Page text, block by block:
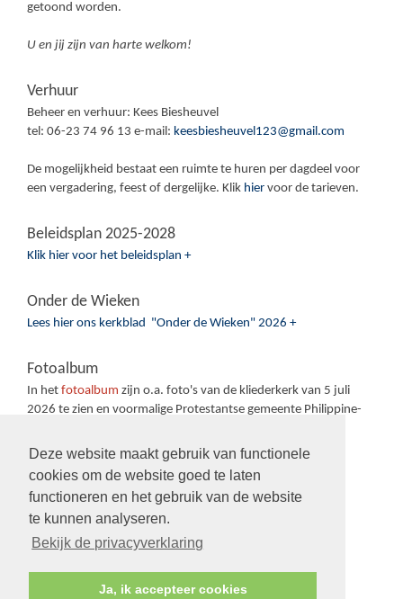
Deze website maakt gebruik van functionele
cookies om de website goed te laten
functioneren en het gebruik van de website
te kunnen analyseren.
Bekijk de privacyverklaring
Ja, ik accepteer cookies
getoond worden.
U en jij zijn van harte welkom!
Verhuur
Beheer en verhuur: Kees Biesheuvel
tel: 06-23 74 96 13 e-mail: keesbiesheuvel123@gmail.com
De mogelijkheid bestaat een ruimte te huren per dagdeel voor
een vergadering, feest of dergelijke. Klik hier voor de tarieven.
Beleidsplan 2025-2028
Klik hier voor het beleidsplan +
Onder de Wieken
Lees hier ons kerkblad "Onder de Wieken" 2026 +
Fotoalbum
In het fotoalbum zijn o.a. foto's van de kliederkerk van 5 juli
2026 te zien en voormalige Protestantse gemeente Philippine-
Volg ons op: